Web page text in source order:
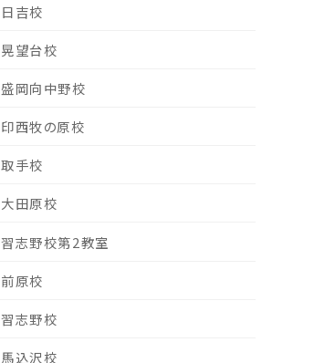
日吉校
晃望台校
盛岡向中野校
印西牧の原校
取手校
大田原校
習志野校第2教室
前原校
習志野校
馬込沢校